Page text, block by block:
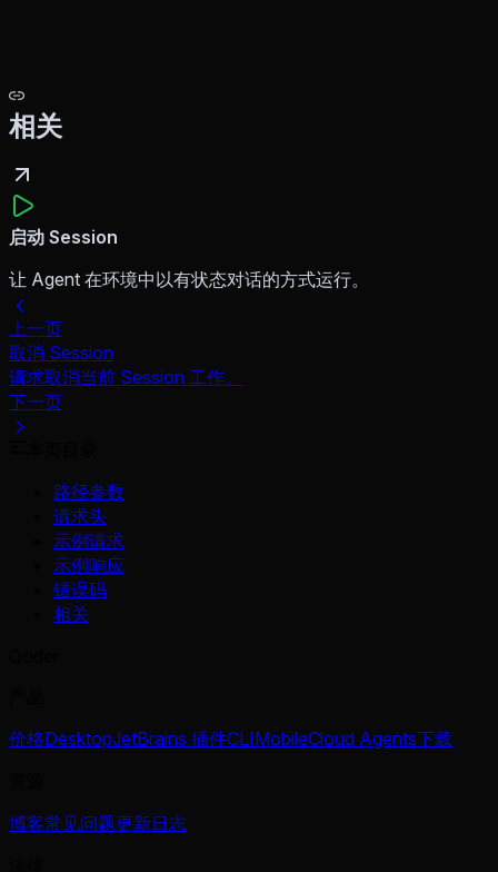
相关
启动 Session
让 Agent 在环境中以有状态对话的方式运行。
上一页
取消 Session
请求取消当前 Session 工作。
下一页
路径参数
请求头
示例请求
示例响应
错误码
相关
价格DesktopJetBrains 插件CLIMobileCloud Agents下载
博客常见问题更新日志